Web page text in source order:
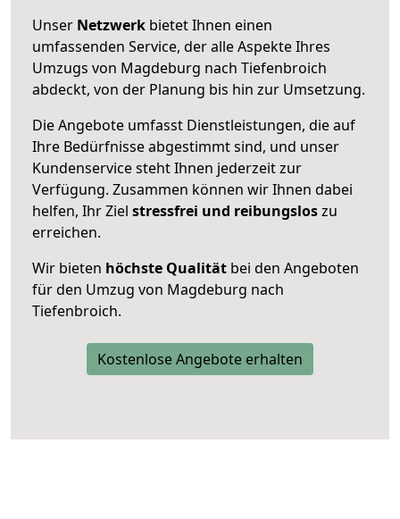
Unser Netzwerk bietet Ihnen einen
umfassenden Service, der alle Aspekte Ihres
Umzugs von Magdeburg nach Tiefenbroich
abdeckt, von der Planung bis hin zur Umsetzung.
Die Angebote umfasst Dienstleistungen, die auf
Ihre Bedürfnisse abgestimmt sind, und unser
Kundenservice steht Ihnen jederzeit zur
Verfügung. Zusammen können wir Ihnen dabei
helfen, Ihr Ziel stressfrei und reibungsloszu
erreichen.
Wir bieten höchste Qualität bei den Angeboten
für den Umzug von Magdeburg nach
Tiefenbroich.
Kostenlose Angebote erhalten